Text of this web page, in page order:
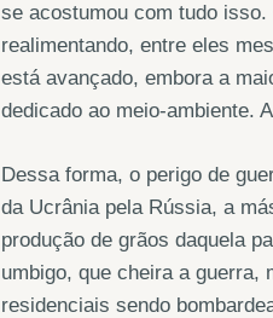
se acostumou com tudo
realimentando, entre eles
está avançado, embora a
dedicado ao meio-ambiente.
Dessa forma, o perigo de
da Ucrânia pela Rússia, a
produção de grãos daquela
umbigo, que cheira a guerra,
residenciais sendo